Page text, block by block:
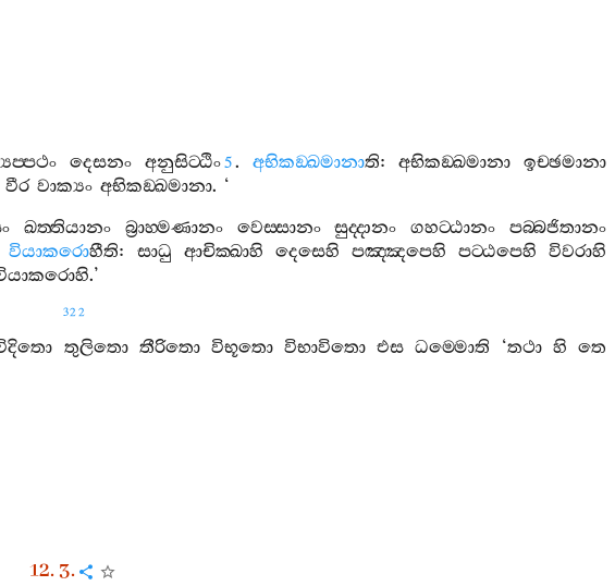
දෙසනං අනුසිට‍්ඨිං5. අභිකඞ‍්ඛමානාති:අභිකඞ‍්ඛමානා
ඉච‍්ඡමානා
වීර වාක්‍යං අභිකඞ‍්ඛමානා. ‘
ඛත‍්තියානං බ්‍රාහ‍්මණානං වෙස‍්සානං සුද‍්දානං ගහට‍්ඨානං
පබ‍්බජිතානං
වියාකරොහීති: සාධු ආචික‍්ඛාහි දෙසෙහි පඤ‍්ඤපෙහි පට‍්ඨපෙහි
විවරාහි
.’
322
තුලිතො තීරිතො විභූතො විභාවිතො එස ධම‍්මොති ‘තථා හි තෙ
12. 3.